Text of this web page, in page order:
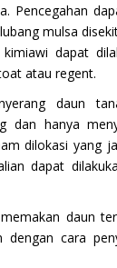
Pencegahan
mulsa
dapat
atau regent.
daun
dan hanya
dilokasi yang
dapat
daun
dengan cara